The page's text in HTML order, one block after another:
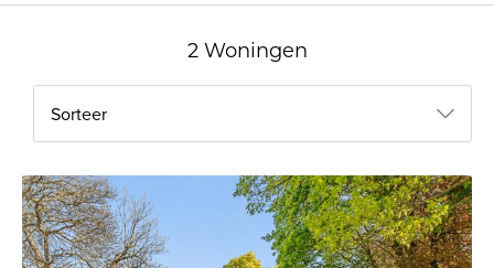
2 Woningen
Sorteer